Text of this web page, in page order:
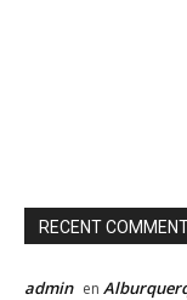
RECENT
admin en